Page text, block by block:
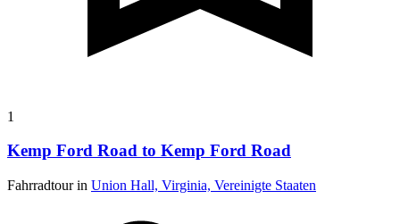
1
Kemp Ford Road to Kemp Ford Road
Fahrradtour in Union Hall, Virginia, Vereinigte Staaten